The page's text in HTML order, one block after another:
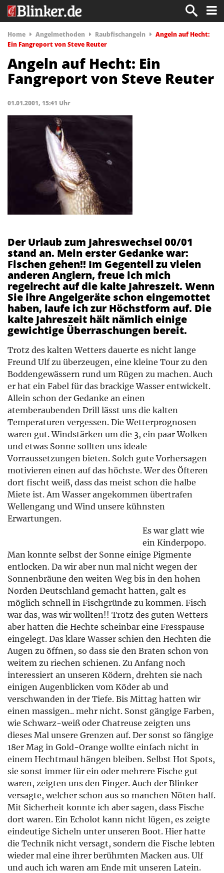
Home Angelmethoden Raubfischangeln
Angeln auf Hecht:
Ein Fangreport von Steve Reuter
Angeln auf Hecht: Ein
Fangreport von Steve Reuter
01.01.2001, 15:41 Uhr
Der Urlaub zum Jahreswechsel 00/01
stand an. Mein erster Gedanke war:
Fischen gehen!! Im Gegenteil zu vielen
anderen Anglern, freue ich mich
regelrecht auf die kalte Jahreszeit. Wenn
Sie ihre Angelgeräte schon eingemottet
haben, laufe ich zur Höchstform auf. Die
kalte Jahreszeit hält nämlich einige
gewichtige Überraschungen bereit.
Trotz des kalten Wetters dauerte es nicht lange
Freund Ulf zu überzeugen, eine kleine Tour zu den
Boddengewässern rund um Rügen zu machen. Auch
er hat ein Fabel für das brackige Wasser entwickelt.
Allein schon der Gedanke an einen
atemberaubenden Drill lässt uns die kalten
Temperaturen vergessen. Die Wetterprognosen
waren gut. Windstärken um die 3, ein paar Wolken
und etwas Sonne sollten uns ideale
Vorraussetzungen bieten. Solch gute Vorhersagen
motivieren einen auf das höchste. Wer des Öfteren
dort fischt weiß, dass das meist schon die halbe
Miete ist. Am Wasser angekommen übertrafen
Wellengang und Wind unsere kühnsten
Erwartungen.
Es war glatt wie
ein Kinderpopo.
Man konnte selbst der Sonne einige Pigmente
entlocken. Da wir aber nun mal nicht wegen der
Sonnenbräune den weiten Weg bis in den hohen
Norden Deutschland gemacht hatten, galt es
möglich schnell in Fischgründe zu kommen. Fisch
war das, was wir wollten!! Trotz des guten Wetters
aber hatten die Hechte scheinbar eine Fresspause
eingelegt. Das klare Wasser schien den Hechten die
Augen zu öffnen, so dass sie den Braten schon von
weitem zu riechen schienen. Zu Anfang noch
interessiert an unseren Ködern, drehten sie nach
einigen Augenblicken vom Köder ab und
verschwanden in der Tiefe. Bis Mittag hatten wir
einen massigen.. mehr nicht. Sonst gängige Farben,
wie Schwarz-weiß oder Chatreuse zeigten uns
dieses Mal unsere Grenzen auf. Der sonst so fängige
18er Mag in Gold-Orange wollte einfach nicht in
einem Hechtmaul hängen bleiben. Selbst Hot Spots,
sie sonst immer für ein oder mehrere Fische gut
waren, zeigten uns den Finger. Auch der Blinker
versagte, welcher schon aus so manchen Nöten half.
Mit Sicherheit konnte ich aber sagen, dass Fische
dort waren. Ein Echolot kann nicht lügen, es zeigte
eindeutige Sicheln unter unseren Boot. Hier hatte
die Technik nicht versagt, sondern die Fische lebten
wieder mal eine ihrer berühmten Macken aus. Ulf
und auch ich waren am Ende mit unseren Latein.